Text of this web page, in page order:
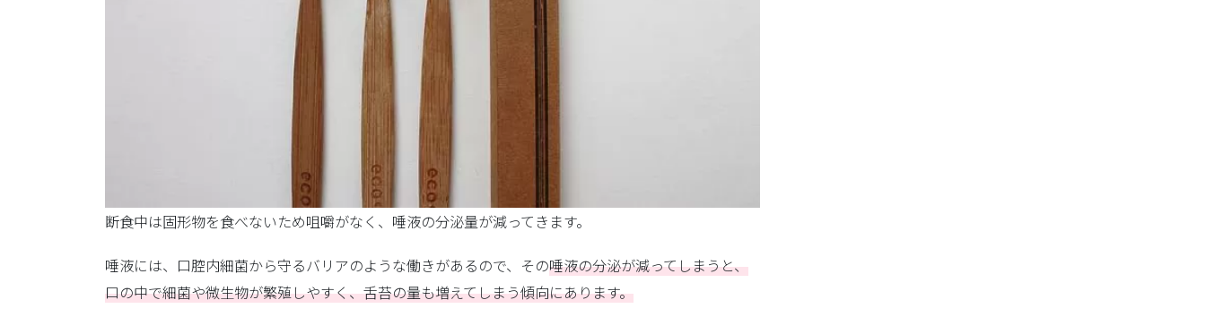
断食中は固形物を食べないため咀嚼がなく、唾液の分泌量が減ってきます。
唾液には、口腔内細菌から守るバリアのような働きがあるので、その唾液の分泌が減ってしまうと、
口の中で細菌や微生物が繁殖しやすく、舌苔の量も増えてしまう傾向にあります。